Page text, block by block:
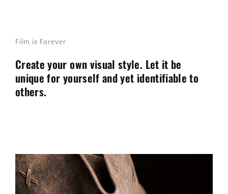
Film is Forever
Create your own visual style. Let it be
unique for yourself and yet identifiable to
others.